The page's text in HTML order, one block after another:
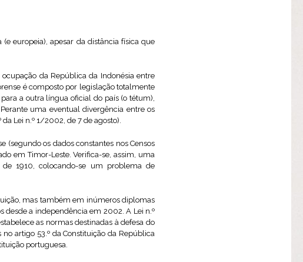
europeia), apesar da distância física que
da República da Indonésia entre
é composto por legislação totalmente
a outra língua oficial do país (o tétum),
uma eventual divergência entre os
Lei n.º 1/2002, de 7 de agosto).
os dados constantes nos Censos
em Timor-Leste. Verifica-se, assim, uma
1910, colocando-se um problema de
mas também em inúmeros diplomas
a independência em 2002. A Lei n.º
as normas destinadas à defesa do
artigo 53.º da Constituição da República
portuguesa.